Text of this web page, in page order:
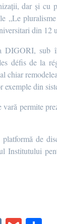
dar și cu
„Le
din 12
DIGORI, sub
défis de la
chiar
exemple din
permite
de
Institutului